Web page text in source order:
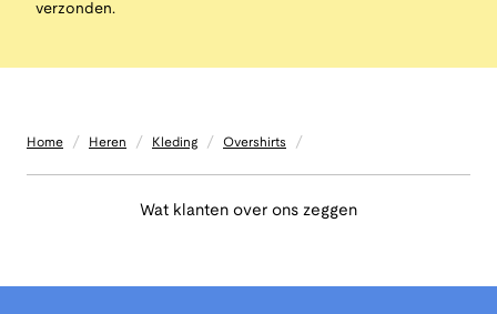
verzonden.
Home / Heren / Kleding / Overshirts /
Wat klanten over ons zeggen